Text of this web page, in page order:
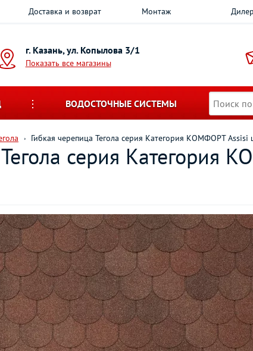
Доставка и возврат Монтаж
г. Казань, ул. Копылова 3/1
Показать все магазины
ВОДОСТОЧНЫЕ СИСТЕМЫ
Гибкая черепица Тегола серия Категория КОМФОРТ Assisi
серия Категория